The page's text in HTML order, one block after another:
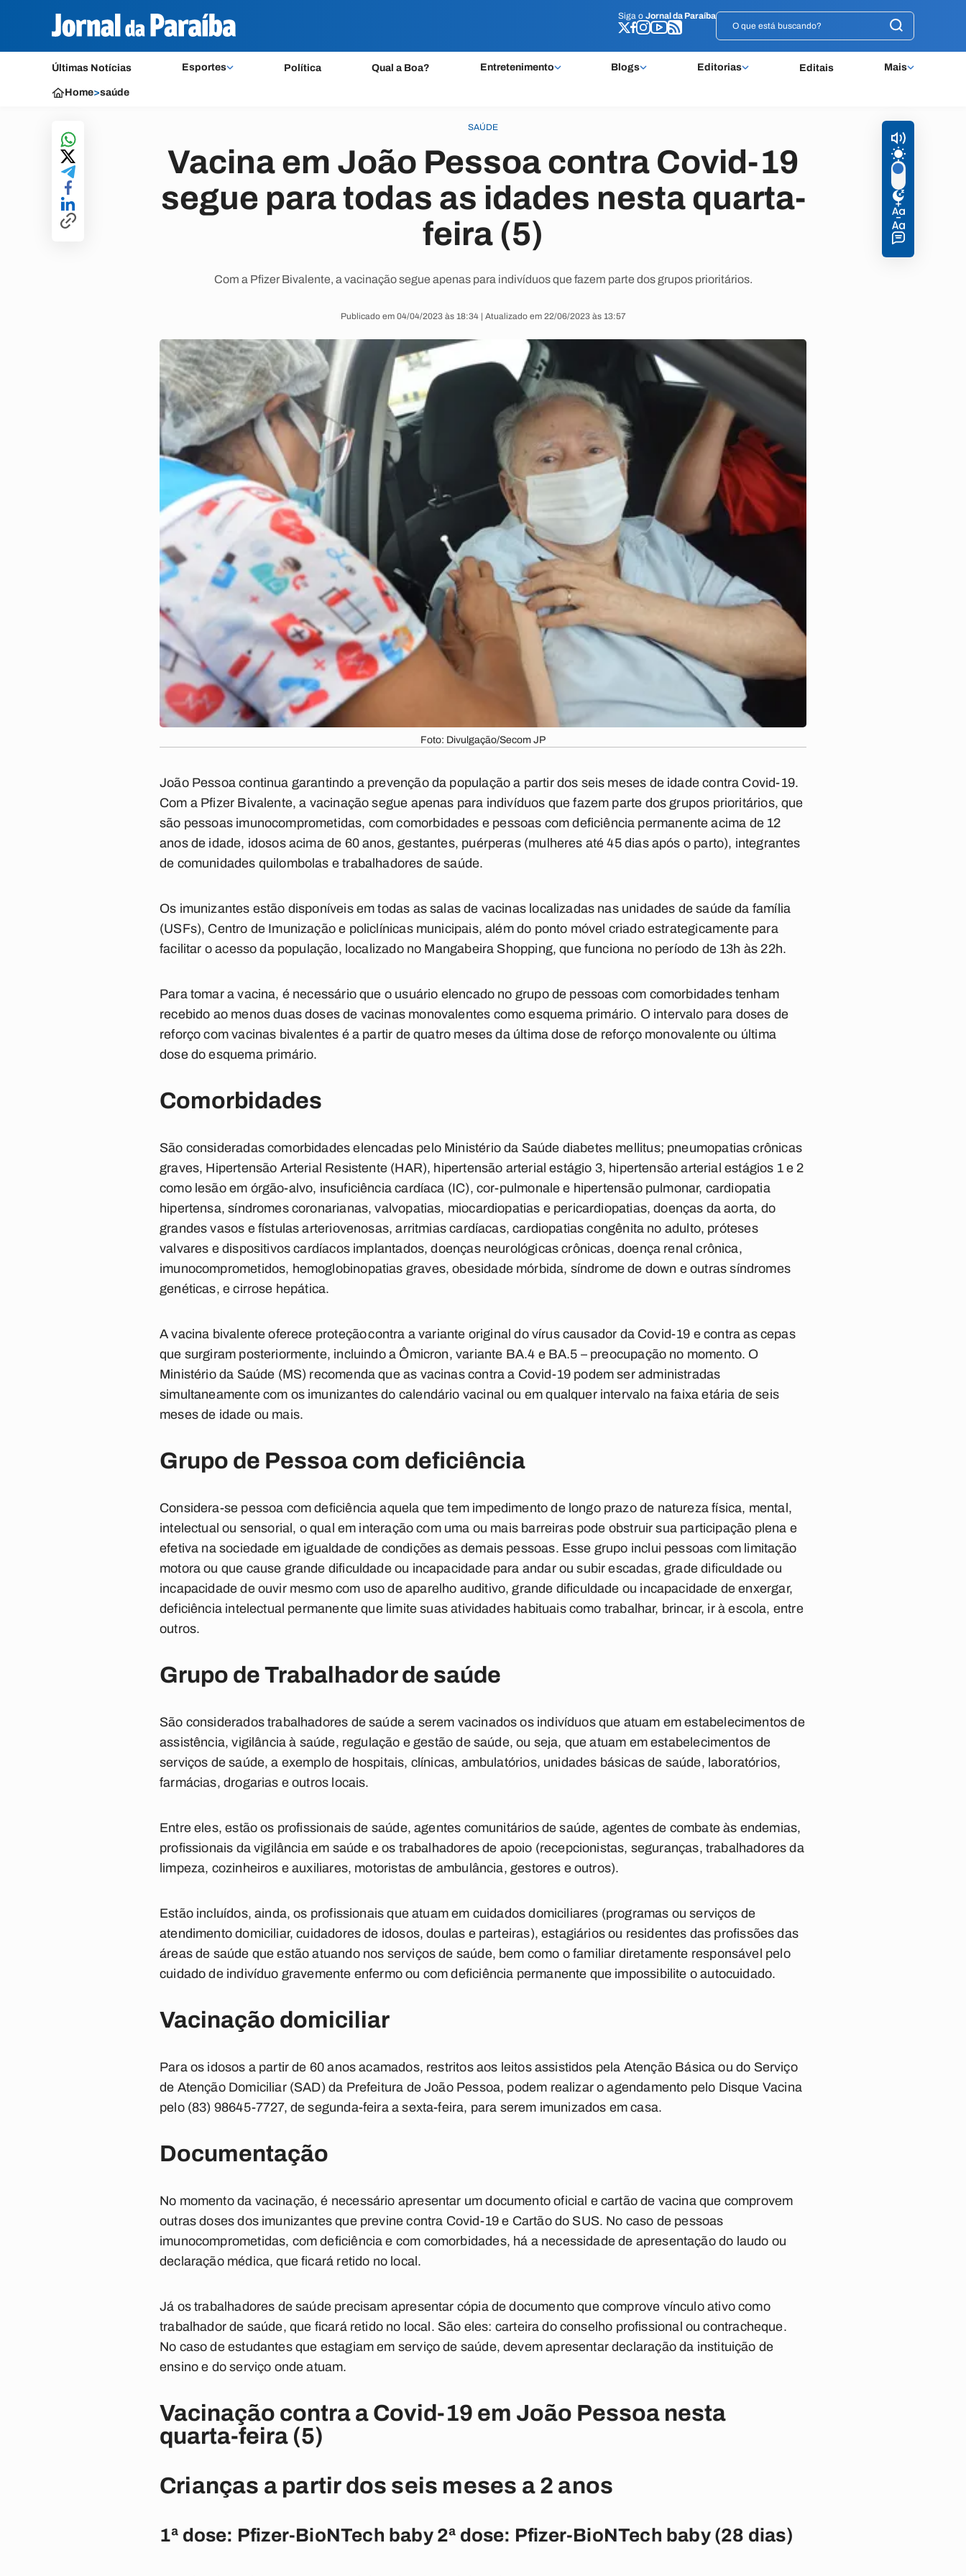
Siga o Jornal da Paraíba
Últimas Notícias Esportes Política Qual a Boa? Entretenimento Blogs Editorias Editais Mais
Siga o Jornal da Paraíba
Home>saúde
SAÚDE
Vacina em João Pessoa contra Covid-19
segue para todas as idades nesta quarta-
feira (5)
Com a Pfizer Bivalente, a vacinação segue apenas para indivíduos que fazem parte dos grupos prioritários.
Publicado em 04/04/2023 às 18:34 | Atualizado em 22/06/2023 às 13:57
Foto: Divulgação/Secom JP
João Pessoa continua garantindo a prevenção da população a partir dos seis meses de idade contra Covid-19.
Com a Pfizer Bivalente, a vacinação segue apenas para indivíduos que fazem parte dos grupos prioritários, que
são pessoas imunocomprometidas, com comorbidades e pessoas com deficiência permanente acima de 12
anos de idade, idosos acima de 60 anos, gestantes, puérperas (mulheres até 45 dias após o parto), integrantes
de comunidades quilombolas e trabalhadores de saúde.
Os imunizantes estão disponíveis em todas as salas de vacinas localizadas nas unidades de saúde da família
(USFs), Centro de Imunização e policlínicas municipais, além do ponto móvel criado estrategicamente para
facilitar o acesso da população, localizado no Mangabeira Shopping, que funciona no período de 13h às 22h.
Para tomar a vacina, é necessário que o usuário elencado no grupo de pessoas com comorbidades tenham
recebido ao menos duas doses de vacinas monovalentes como esquema primário. O intervalo para doses de
reforço com vacinas bivalentes é a partir de quatro meses da última dose de reforço monovalente ou última
dose do esquema primário.
Comorbidades
São consideradas comorbidades elencadas pelo Ministério da Saúde diabetes mellitus; pneumopatias crônicas
graves, Hipertensão Arterial Resistente (HAR), hipertensão arterial estágio 3, hipertensão arterial estágios 1 e 2
como lesão em órgão-alvo, insuficiência cardíaca (IC), cor-pulmonale e hipertensão pulmonar, cardiopatia
hipertensa, síndromes coronarianas, valvopatias, miocardiopatias e pericardiopatias, doenças da aorta, do
grandes vasos e fístulas arteriovenosas, arritmias cardíacas, cardiopatias congênita no adulto, próteses
valvares e dispositivos cardíacos implantados, doenças neurológicas crônicas, doença renal crônica,
imunocomprometidos, hemoglobinopatias graves, obesidade mórbida, síndrome de down e outras síndromes
genéticas, e cirrose hepática.
A vacina bivalente oferece proteção contra a variante original do vírus causador da Covid-19 e contra as cepas
que surgiram posteriormente, incluindo a Ômicron, variante BA.4 e BA.5 – preocupação no momento. O
Ministério da Saúde (MS) recomenda que as vacinas contra a Covid-19 podem ser administradas
simultaneamente com os imunizantes do calendário vacinal ou em qualquer intervalo na faixa etária de seis
meses de idade ou mais.
Grupo de Pessoa com deficiência
Considera-se pessoa com deficiência aquela que tem impedimento de longo prazo de natureza física, mental,
intelectual ou sensorial, o qual em interação com uma ou mais barreiras pode obstruir sua participação plena e
efetiva na sociedade em igualdade de condições as demais pessoas. Esse grupo inclui pessoas com limitação
motora ou que cause grande dificuldade ou incapacidade para andar ou subir escadas, grade dificuldade ou
incapacidade de ouvir mesmo com uso de aparelho auditivo, grande dificuldade ou incapacidade de enxergar,
deficiência intelectual permanente que limite suas atividades habituais como trabalhar, brincar, ir à escola, entre
outros.
Grupo de Trabalhador de saúde
São considerados trabalhadores de saúde a serem vacinados os indivíduos que atuam em estabelecimentos de
assistência, vigilância à saúde, regulação e gestão de saúde, ou seja, que atuam em estabelecimentos de
serviços de saúde, a exemplo de hospitais, clínicas, ambulatórios, unidades básicas de saúde, laboratórios,
farmácias, drogarias e outros locais.
Entre eles, estão os profissionais de saúde, agentes comunitários de saúde, agentes de combate às endemias,
profissionais da vigilância em saúde e os trabalhadores de apoio (recepcionistas, seguranças, trabalhadores da
limpeza, cozinheiros e auxiliares, motoristas de ambulância, gestores e outros).
Estão incluídos, ainda, os profissionais que atuam em cuidados domiciliares (programas ou serviços de
atendimento domiciliar, cuidadores de idosos, doulas e parteiras), estagiários ou residentes das profissões das
áreas de saúde que estão atuando nos serviços de saúde, bem como o familiar diretamente responsável pelo
cuidado de indivíduo gravemente enfermo ou com deficiência permanente que impossibilite o autocuidado.
Vacinação domiciliar
Para os idosos a partir de 60 anos acamados, restritos aos leitos assistidos pela Atenção Básica ou do Serviço
de Atenção Domiciliar (SAD) da Prefeitura de João Pessoa, podem realizar o agendamento pelo Disque Vacina
pelo (83) 98645-7727, de segunda-feira a sexta-feira, para serem imunizados em casa.
Documentação
No momento da vacinação, é necessário apresentar um documento oficial e cartão de vacina que comprovem
outras doses dos imunizantes que previne contra Covid-19 e Cartão do SUS. No caso de pessoas
imunocomprometidas, com deficiência e com comorbidades, há a necessidade de apresentação do laudo ou
declaração médica, que ficará retido no local.
Já os trabalhadores de saúde precisam apresentar cópia de documento que comprove vínculo ativo como
trabalhador de saúde, que ficará retido no local. São eles: carteira do conselho profissional ou contracheque.
No caso de estudantes que estagiam em serviço de saúde, devem apresentar declaração da instituição de
ensino e do serviço onde atuam.
Vacinação contra a Covid-19 em João Pessoa nesta
quarta-feira (5)
Crianças a partir dos seis meses a 2 anos
1ª dose: Pfizer-BioNTech baby 2ª dose: Pfizer-BioNTech baby (28 dias)